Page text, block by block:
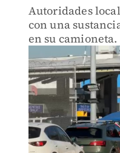
Autoridades
con una
en su camioneta.